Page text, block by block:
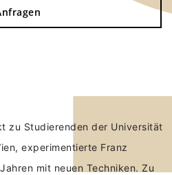
zu Studierenden der Universität
experimentierte Franz
mit neuen Techniken. Zu